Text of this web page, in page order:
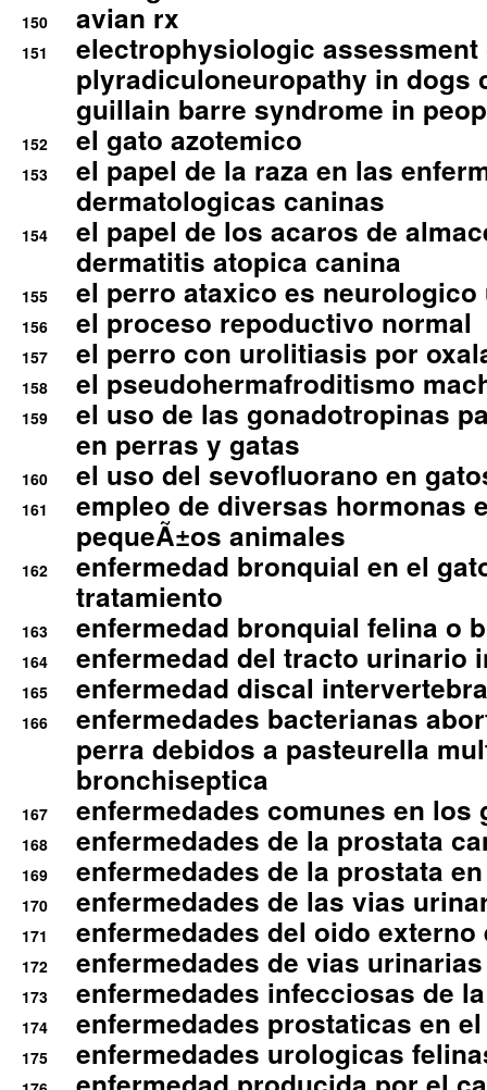
150 avian rx
151
electrophysiologic assessment
plyradiculoneuropathy in dogs
guillain barre syndrome in
152 el gato azotemico
153
el papel de la raza en las
dermatologicas caninas
154
el papel de los acaros de
dermatitis atopica canina
155 el perro ataxico es
156 el proceso repoductivo normal
157 el perro con urolitiasis por
158 el pseudohermafroditismo
159
el uso de las gonadotropinas
en perras y gatas
160 el uso del sevofluorano en
161
empleo de diversas hormonas
pequeÃ±os animales
162
enfermedad bronquial en el
tratamiento
163 enfermedad bronquial felina o
164 enfermedad del tracto urinario
165 enfermedad discal
166
enfermedades bacterianas
perra debidos a pasteurella
bronchiseptica
167 enfermedades comunes en los
168 enfermedades de la prostata
169 enfermedades de la prostata
170 enfermedades de las vias
171 enfermedades del oido
172 enfermedades de vias
173 enfermedades infecciosas de
174 enfermedades prostaticas en
175 enfermedades urologicas